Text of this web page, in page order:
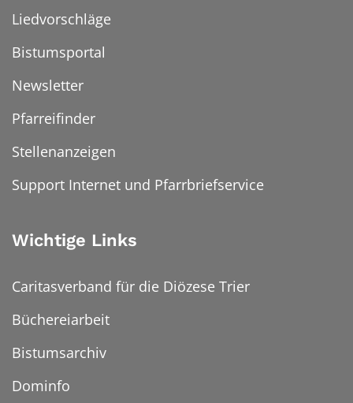
Liedvorschläge
Bistumsportal
Newsletter
Pfarreifinder
Stellenanzeigen
Support Internet und Pfarrbriefservice
Wichtige Links
Caritasverband für die Diözese Trier
Büchereiarbeit
Bistumsarchiv
Dominfo